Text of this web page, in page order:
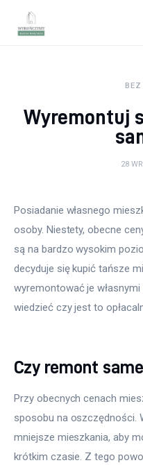
Remont
Salon
Sypialnia
BEZ
Wyremontuj
28
Posiadanie własnego
osoby. Niestety, obecne
są na bardzo wysokim
decyduje się kupić tańsze
wyremontować je
wiedzieć czy jest to
Czy remont
Przy obecnych cenach
sposobu na oszczędności.
mniejsze mieszkania, aby
krótkim czasie. Z tego